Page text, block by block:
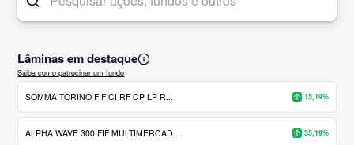
Lâminas em destaque
Saiba como patrocinar um fundo
SOMMA TORINO FIF CI RF CP LP R... 15,19%
ALPHA WAVE 300 FIF MULTIMERCAD... 35,19%